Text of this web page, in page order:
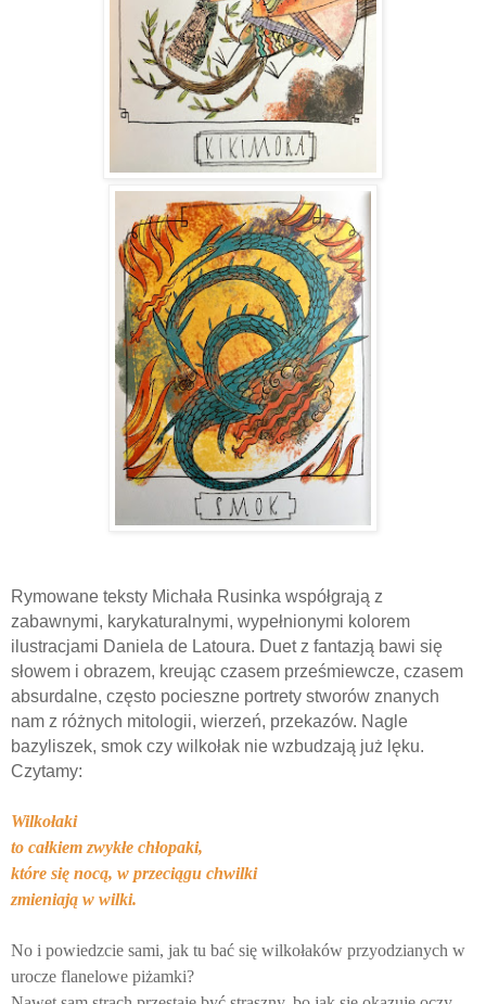
Rymowane teksty Michała Rusinka współgrają z
zabawnymi, karykaturalnymi, wypełnionymi kolorem
ilustracjami Daniela de Latoura. Duet z fantazją bawi się
słowem i obrazem, kreując czasem prześmiewcze, czasem
absurdalne, często pocieszne portrety stworów znanych
nam z różnych mitologii, wierzeń, przekazów. Nagle
bazyliszek, smok czy wilkołak nie wzbudzają już lęku.
Czytamy:
Wilkołaki
to całkiem zwykłe chłopaki,
które się nocą, w przeciągu chwilki
zmieniają w wilki.
No i powiedzcie sami, jak tu bać się wilkołaków przyodzianych w
urocze flanelowe piżamki?